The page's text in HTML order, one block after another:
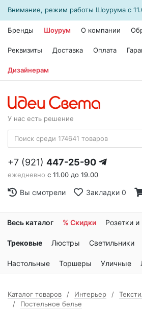
Внимание, режим работы Шоурума с
Бренды Шоурум О компании
Реквизиты Доставка Оплата
Дизайнерам
У нас есть решение
+7 (921) 447-25-90
ежедневно с 11.00 до 19.00
Вы смотрели Закладки 0
Весь каталог % Скидки Розетки
Трековые Люстры Светильники
Настольные Торшеры Уличные
Каталог товаров Интерьер
Постельное белье